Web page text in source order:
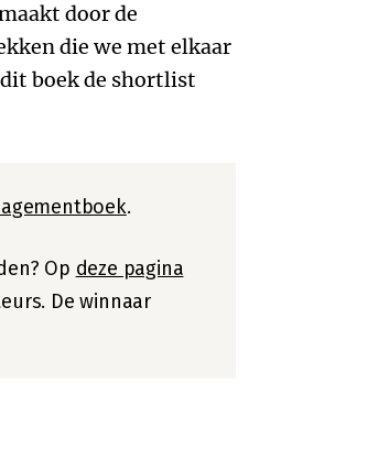
door de
die we met elkaar
boek de shortlist
.
Op deze pagina
De winnaar